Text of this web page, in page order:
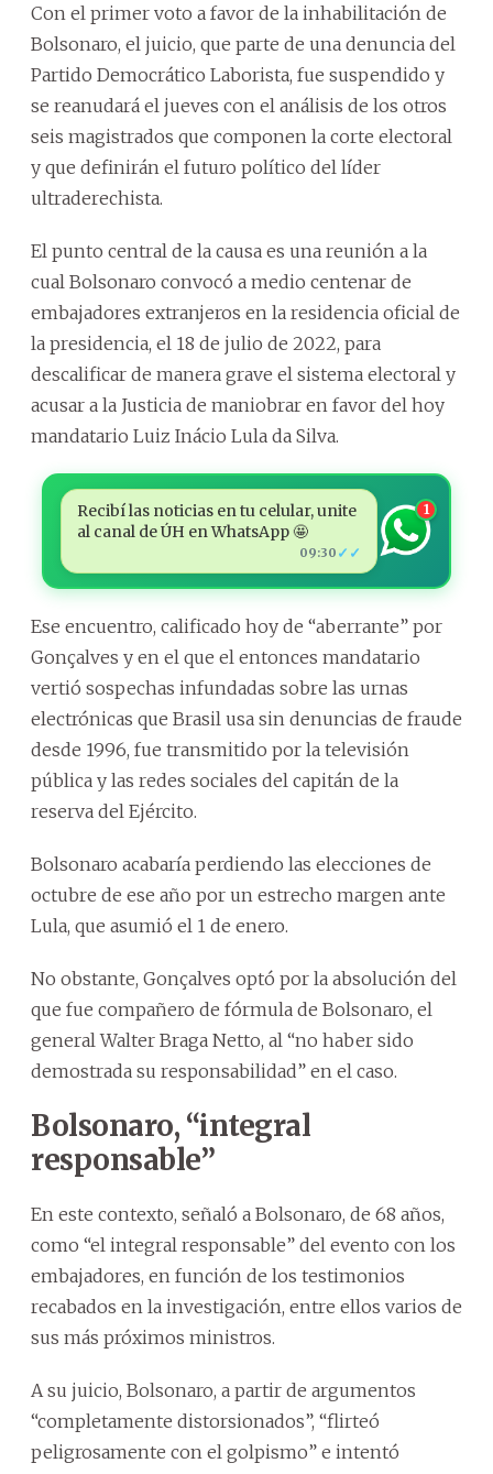
Con el primer voto a favor de la inhabilitación de
Bolsonaro, el juicio, que parte de una denuncia del
Partido Democrático Laborista, fue suspendido y
se reanudará el jueves con el análisis de los otros
seis magistrados que componen la corte electoral
y que definirán el futuro político del líder
ultraderechista.
El punto central de la causa es una reunión a la
cual Bolsonaro convocó a medio centenar de
embajadores extranjeros en la residencia oficial de
la presidencia, el 18 de julio de 2022, para
descalificar de manera grave el sistema electoral y
acusar a la Justicia de maniobrar en favor del hoy
mandatario Luiz Inácio Lula da Silva.
Recibí las noticias en tu celular, unite
al canal de ÚH en WhatsApp 🤩
09:30 ✓✓
1
Ese encuentro, calificado hoy de “aberrante” por
Gonçalves y en el que el entonces mandatario
vertió sospechas infundadas sobre las urnas
electrónicas que Brasil usa sin denuncias de fraude
desde 1996, fue transmitido por la televisión
pública y las redes sociales del capitán de la
reserva del Ejército.
Bolsonaro acabaría perdiendo las elecciones de
octubre de ese año por un estrecho margen ante
Lula, que asumió el 1 de enero.
No obstante, Gonçalves optó por la absolución del
que fue compañero de fórmula de Bolsonaro, el
general Walter Braga Netto, al “no haber sido
demostrada su responsabilidad” en el caso.
Bolsonaro, “integral
responsable”
En este contexto, señaló a Bolsonaro, de 68 años,
como “el integral responsable” del evento con los
embajadores, en función de los testimonios
recabados en la investigación, entre ellos varios de
sus más próximos ministros.
A su juicio, Bolsonaro, a partir de argumentos
“completamente distorsionados”, “flirteó
peligrosamente con el golpismo” e intentó